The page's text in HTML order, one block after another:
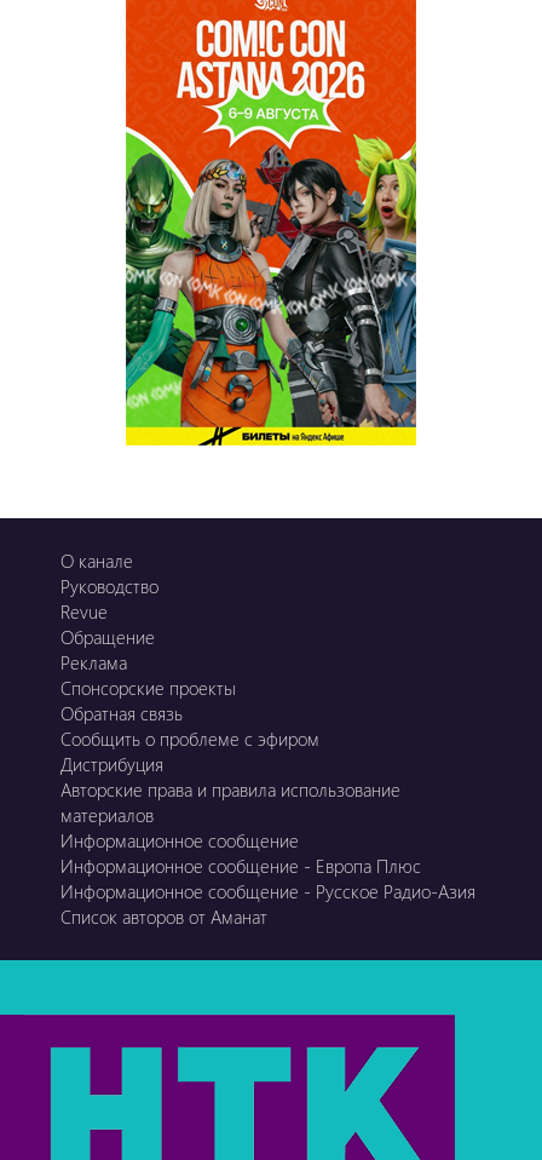
О канале
Руководство
Revue
Обращение
Реклама
Спонсорские проекты
Обратная связь
Сообщить о проблеме с эфиром
Дистрибуция
Авторские права и правила использование
материалов
Информационное сообщение
Информационное сообщение - Европа Плюс
Информационное сообщение - Русское Радио-Азия
Список авторов от Аманат